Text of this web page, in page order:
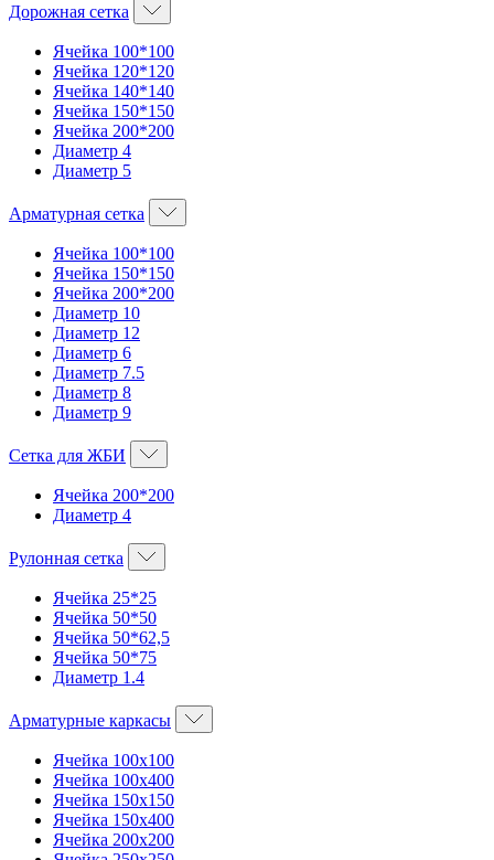
Дорожная сетка
Ячейка 100*100
Ячейка 120*120
Ячейка 140*140
Ячейка 150*150
Ячейка 200*200
Диаметр 4
Диаметр 5
Арматурная сетка
Ячейка 100*100
Ячейка 150*150
Ячейка 200*200
Диаметр 10
Диаметр 12
Диаметр 6
Диаметр 7.5
Диаметр 8
Диаметр 9
Сетка для ЖБИ
Ячейка 200*200
Диаметр 4
Рулонная сетка
Ячейка 25*25
Ячейка 50*50
Ячейка 50*62,5
Ячейка 50*75
Диаметр 1.4
Арматурные каркасы
Ячейка 100х100
Ячейка 100х400
Ячейка 150х150
Ячейка 150х400
Ячейка 200х200